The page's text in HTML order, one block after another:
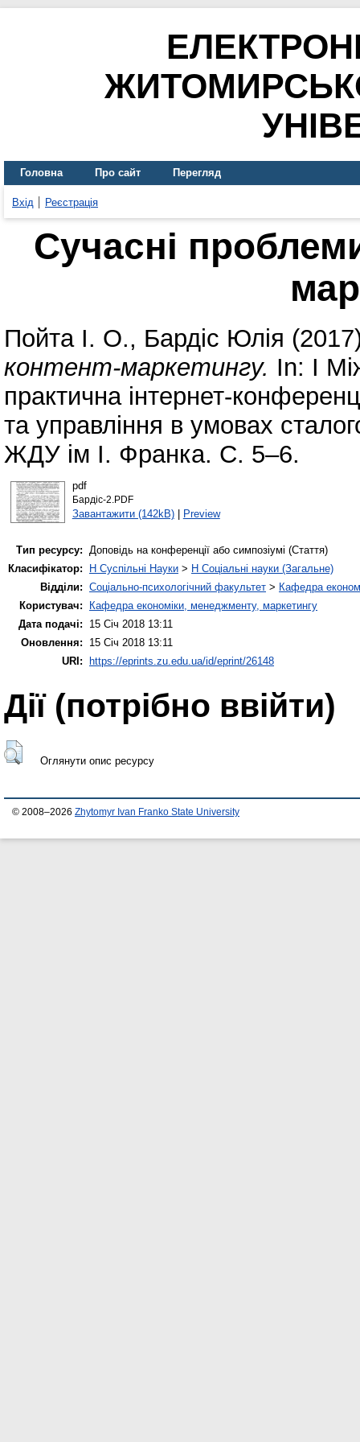
Головна Про сайт Перегляд
Вхід Реєстрація
Сучасні
Пойта І. О., Бардіс Юлія
контент-маркетингу. In: І
практична інтернет-
та управління в умовах
ЖДУ ім І. Франка. С. 5–6.
pdf
Бардіс-2.PDF
Завантажити (142kB)| Preview
Тип ресурсу: Доповідь на конференції або симпозіумі (Стаття)
Класифікатор:
H Суспільні Науки > H Соціальні науки (Загальне)
Відділи: Соціально-психологічний факультет > Кафедра
Користувач:
Кафедра економіки, менеджменту, маркетингу
Дата подачі:
15 Січ 2018 13:11
Оновлення:
15 Січ 2018 13:11
URI:
https://eprints.zu.edu.ua/id/eprint/26148
Дії ​​(потрібно ввійти)
Оглянути опис ресурсу
© 2008–2026 Zhytomyr Ivan Franko State University